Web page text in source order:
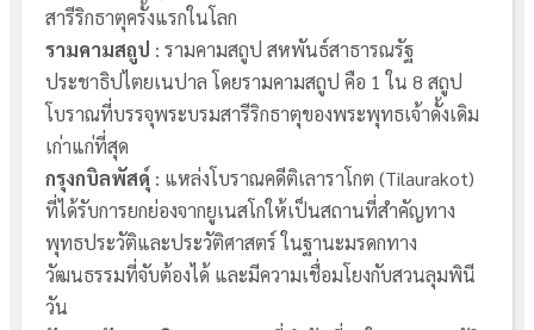
สารีริกธาตุครั้งแรกในโลก
รามคามสถูป : รามคามสถูป สหพันธ์สาธารณรัฐ
ประชาธิปไตยเนปาล โดยรามคามสถูป คือ 1 ใน 8 สถูป
โบราณที่บรรจุพระบรมสารีริกธาตุของพระพุทธเจ้าดั้งเดิม
เก่าแก่ที่สุด
กรุงกบิลพัสดุ์ : แหล่งโบราณคดีติเลาราโกต (Tilaurakot)
ที่ได้รับการยกย่องจากยูเนสโกให้เป็นสถานที่สำคัญทาง
พุทธประวัติและประวัติศาสตร์ ในฐานะมรดกทาง
วัฒนธรรมที่จับต้องได้ และมีความเชื่อมโยงกับสวนลุมพินี
วัน